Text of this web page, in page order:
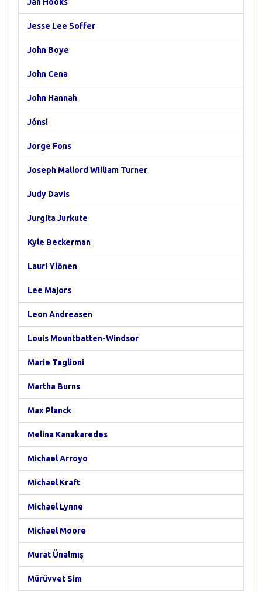
Jesse Lee Soffer
John Boye
John Cena
John Hannah
Jónsi
Jorge Fons
Joseph Mallord William Turner
Judy Davis
Jurgita Jurkute
Kyle Beckerman
Lauri Ylönen
Lee Majors
Leon Andreasen
Louis Mountbatten-Windsor
Marie Taglioni
Martha Burns
Max Planck
Melina Kanakaredes
Michael Arroyo
Michael Kraft
Michael Lynne
Michael Moore
Murat Ünalmış
Mürüvvet Sim